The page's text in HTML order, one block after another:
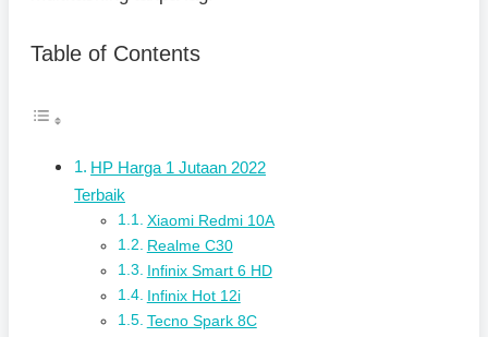
Table of Contents
HP Harga 1 Jutaan 2022
Terbaik
Xiaomi Redmi 10A
Realme C30
Infinix Smart 6 HD
Infinix Hot 12i
Tecno Spark 8C